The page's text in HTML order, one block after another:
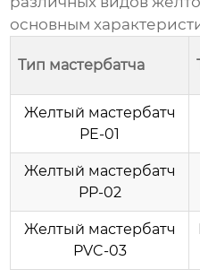
основным
Тип мастербатча
Желтый мастербатч
PE-01
Желтый мастербатч
PP-02
Желтый мастербатч
PVC-03